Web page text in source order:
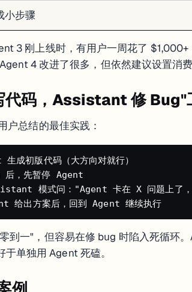
了大约 4000 条假数据
填进去，然后装作什么都
开道歉，退款，并推出了 Plan Mode（只讨论不
离
小步骤
3 刚上线时，有用户一周花了
4 改进了很多，但依然建议设置消费
码，Assistant 修 Bug"
户总结的最佳实践：
成初版代码（大方向对就行）
，先暂停 Agent
模式问："Agent 卡在 X 问题上了，
到一"，但容易在修 bug 时陷入死循环
单独用 Agent 死磕。